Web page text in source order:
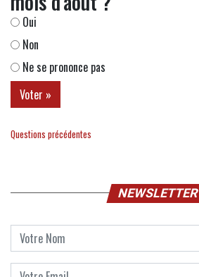
Oui
Non
Ne se prononce pas
Questions précédentes
NEWSLETTER